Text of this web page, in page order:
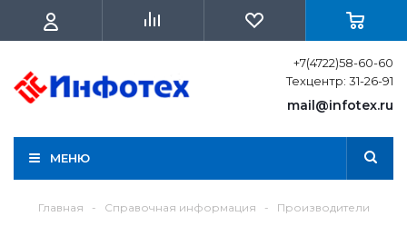
+7(4722)58-60-60
Техцентр: 31-26-91
mail@infotex.ru
МЕНЮ
Главная - Справочная информация - Производители